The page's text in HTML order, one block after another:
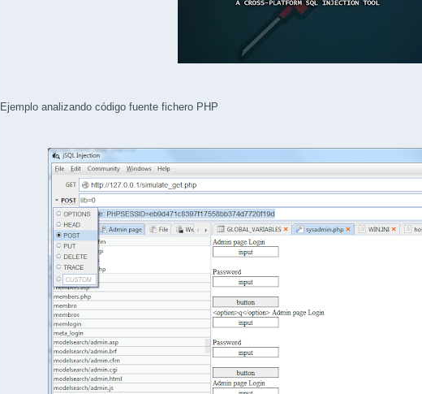
Ejemplo analizando código fuente fichero PHP